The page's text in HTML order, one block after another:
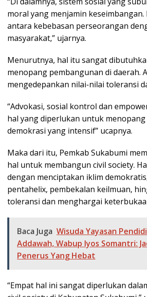
moral yang menjamin keseimbangan.
antara kebebasan perseorangan
masyarakat,” ujarnya.
Menurutnya, hal itu sangat
menopang pembangunan di daerah.
mengedepankan nilai-nilai toleransi
“Advokasi, sosial kontrol dan
hal yang diperlukan untuk
demokrasi yang intensif” ucapnya.
Maka dari itu, Pemkab Sukabumi
hal untuk membangun civil society.
dengan menciptakan iklim
pentahelix, pembekalan keilmuan,
toleransi dan menghargai
Baca Juga Wisuda Yayasan
Addawah, Wabup Iyos Somantri:
Penerus Yang Hebat
“Empat hal ini sangat diperlukan